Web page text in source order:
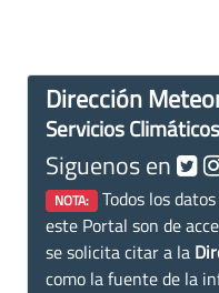
Dirección
Servicios Climáticos
Siguenos en
NOTA: Todos los
este Portal son de
se solicita citar a la
como la fuente de la